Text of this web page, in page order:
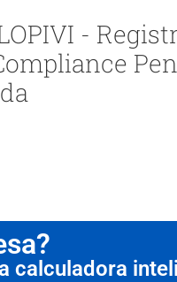
-
calculadora